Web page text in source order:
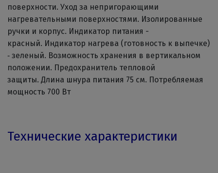
поверхности. Уход за непригорающими
нагревательными поверхностями. Изолированные
ручки и корпус. Индикатор питания -
красный. Индикатор нагрева (готовность к выпечке)
‐ зеленый. Возможность хранения в вертикальном
положении. Предохранитель тепловой
защиты. Длина шнура питания 75 см. Потребляемая
мощность 700 Вт
Технические характеристики